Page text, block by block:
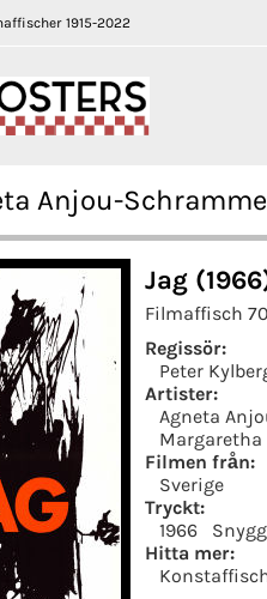
1915-2022
Anjou-
Jag
Filmaffisch
Regissör:
Peter
Artister:
Agneta
Filmen från:
Sverige
Tryckt:
1966
Hitta mer: